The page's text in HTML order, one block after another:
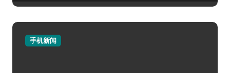
手机新闻